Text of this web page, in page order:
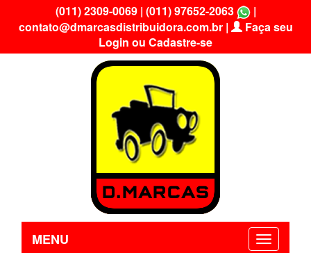
(011) 2309-0069| (011) 97652-2063
|
contato@dmarcasdistribuidora.com.br|
Faça seu
Login ou Cadastre-se
MENU